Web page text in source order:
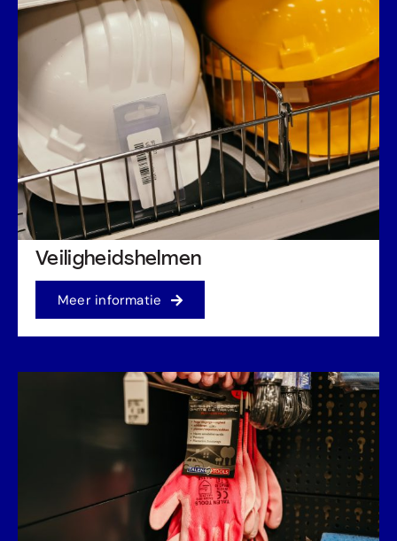
Veiligheidshelmen
Meer informatie